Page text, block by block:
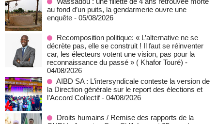
au fond d’un puits, la gendarmerie ouvre une
enquête - 05/08/2026
Recomposition politique: « L’alternative ne se
décrète pas, elle se construit ! Il faut se réinventer
car, les électeurs votent une vision, pas pour la
reconnaissance du passé » ( Khafor Touré) -
04/08/2026
AIBD SA : L’intersyndicale conteste la version de
la Direction générale sur le report des élections et
l’Accord Collectif - 04/08/2026
Droits humains / Remise des rapports de la